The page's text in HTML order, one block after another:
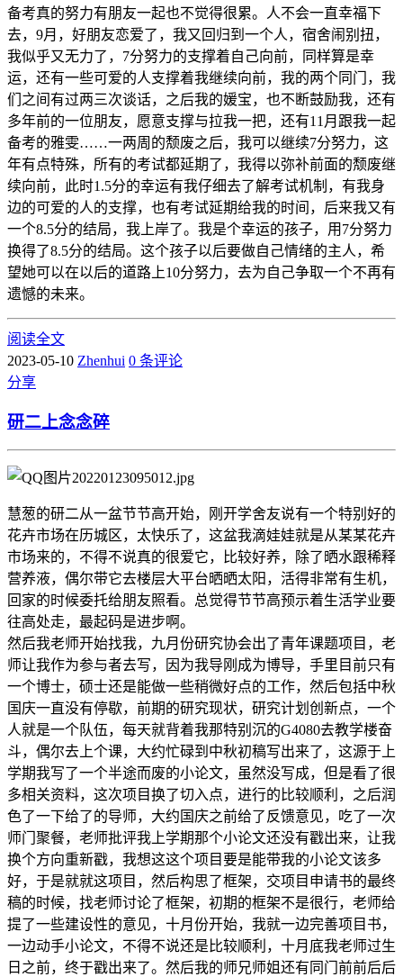
备考真的努力有朋友一起也不觉得很累。人不会一直幸福下
去，9月，好朋友恋爱了，我又回归到一个人，宿舍闹别扭，
我似乎又无力了，7分努力的支撑着自己向前，同样算是幸
运，还有一些可爱的人支撑着我继续向前，我的两个同门，我
们之间有过两三次谈话，之后我的媛宝，也不断鼓励我，还有
多年前的一位朋友，愿意支撑与拉我一把，还有11月跟我一起
备考的雅雯……一两周的颓废之后，我可以继续7分努力，这
年有点特殊，所有的考试都延期了，我得以弥补前面的颓废继
续向前，此时1.5分的幸运有我仔细去了解考试机制，有我身
边的可爱的人的支撑，也有考试延期给我的时间，后来我又有
一个8.5分的结局，我上岸了。我是个幸运的孩子，用7分努力
换得了8.5分的结局。这个孩子以后要做自己情绪的主人，希
望她可以在以后的道路上10分努力，去为自己争取一个不再有
遗憾的未来。
阅读全文
2023-05-10 Zhenhui 0 条评论
分享
研二上念念碎
慧葱的研二从一盆节节高开始，刚开学舍友说有一个特别好的
花卉市场在历城区，太快乐了，这盆我滴娃娃就是从某某花卉
市场来的，不得不说真的很爱它，比较好养，除了晒水跟稀释
营养液，偶尔带它去楼层大平台晒晒太阳，活得非常有生机，
回家的时候委托给朋友照看。总觉得节节高预示着生活学业要
往高处走，最起码是进步啊。
然后我老师开始找我，九月份研究协会出了青年课题项目，老
师让我作为参与者去写，因为我导刚成为博导，手里目前只有
一个博士，硕士还是能做一些稍微好点的工作，然后包括中秋
国庆一直没有停歇，前期的研究现状，研究计划创新点，一个
人就是一个队伍，每天就背着我那特别沉的G4080去教学楼奋
斗，偶尔去上个课，大约忙碌到中秋初稿写出来了，这源于上
学期我写了一个半途而废的小论文，虽然没写成，但是看了很
多相关资料，这次项目换了切入点，进行的比较顺利，之后润
色了一下给了的导师，大约国庆之前给了反馈意见，吃了一次
师门聚餐，老师批评我上学期那个小论文还没有戳出来，让我
换个方向重新戳，我想这这个项目要是能带我的小论文该多
好，于是就就这项目，然后构思了框架，交项目申请书的最终
稿的时候，找老师讨论了框架，初期的框架不是很行，老师给
提了一些建设性的意见，十月份开始，我就一边完善项目书，
一边动手小论文，不得不说还是比较顺利，十月底我老师过生
日之前，终于戳出来了。然后我的师兄师姐还有同门前前后后